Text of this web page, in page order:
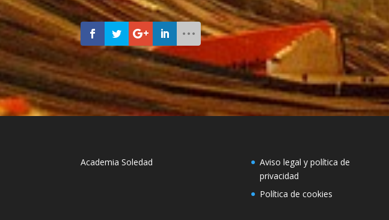
Academia Soledad
Aviso legal y política de
privacidad
Política de cookies